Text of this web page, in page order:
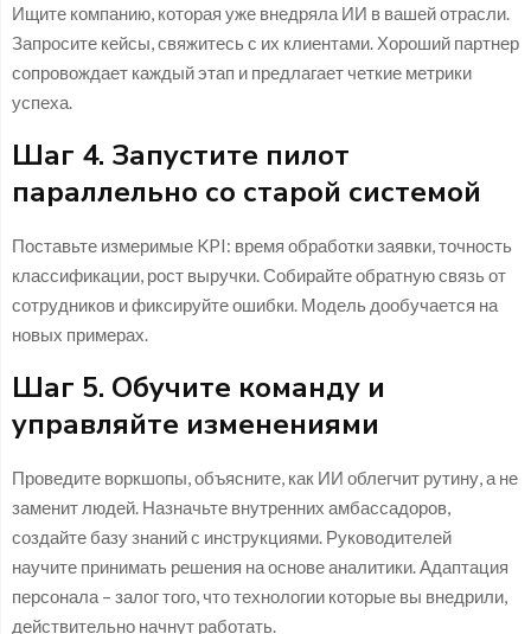
Ищите компанию, которая уже внедряла ИИ в вашей отрасли.
Запросите кейсы, свяжитесь с их клиентами. Хороший партнер
сопровождает каждый этап и предлагает четкие метрики
успеха.
Шаг 4. Запустите пилот
параллельно со старой системой
Поставьте измеримые KPI: время обработки заявки, точность
классификации, рост выручки. Собирайте обратную связь от
сотрудников и фиксируйте ошибки. Модель дообучается на
новых примерах.
Шаг 5. Обучите команду и
управляйте изменениями
Проведите воркшопы, объясните, как ИИ облегчит рутину, а не
заменит людей. Назначьте внутренних амбассадоров,
создайте базу знаний с инструкциями. Руководителей
научите принимать решения на основе аналитики. Адаптация
персонала – залог того, что технологии которые вы внедрили,
действительно начнут работать.